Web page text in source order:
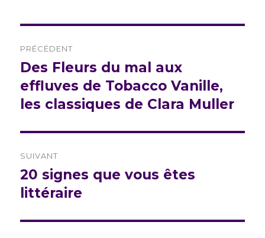
de
l’article
PRÉCÉDENT
Publication
précédente :
Des Fleurs du mal aux
effluves de Tobacco Vanille,
les classiques de Clara Muller
SUIVANT
Publication
suivante :
20 signes que vous êtes
littéraire